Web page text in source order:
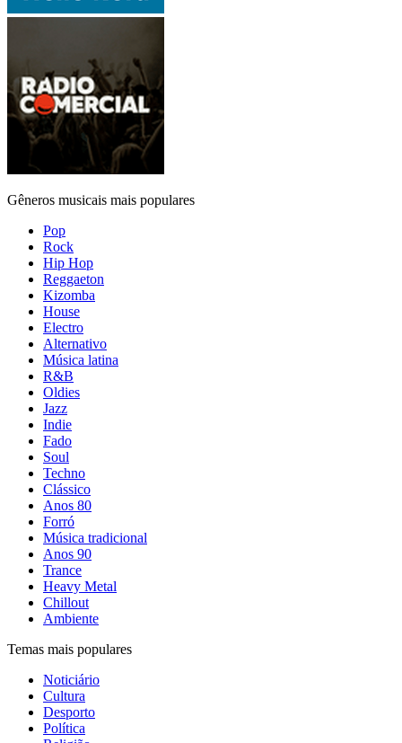
Gêneros musicais mais populares
Pop
Rock
Hip Hop
Reggaeton
Kizomba
House
Electro
Alternativo
Música latina
R&B
Oldies
Jazz
Indie
Fado
Soul
Techno
Clássico
Anos 80
Forró
Música tradicional
Anos 90
Trance
Heavy Metal
Chillout
Ambiente
Temas mais populares
Noticiário
Cultura
Desporto
Política